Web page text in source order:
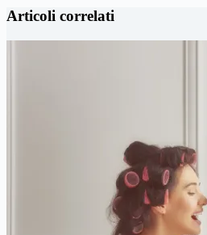
Articoli correlati